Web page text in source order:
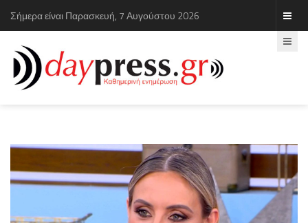
Σήμερα είναι Παρασκευή, 7 Αυγούστου 2026